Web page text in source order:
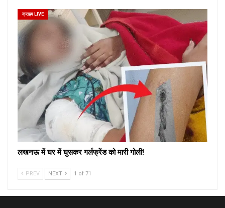
क्राइम LIVE
लखनऊ में घर में घुसकर गर्लफ्रेंड को मारी गोली!
PREV NEXT 1 of 71